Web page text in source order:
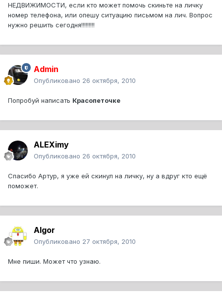
НЕДВИЖИМОСТИ, если кто может помочь скиньте на личку
номер телефона, или опешу ситуацию письмом на лич. Вопрос
нужно решить сегодня!!!!!!!!!
Admin
Опубликовано 26 октября, 2010
Попробуй написать Красопеточке
ALEXimy
Опубликовано 26 октября, 2010
Спасибо Артур, я уже ей скинул на личку, ну а вдруг кто ещё
поможет.
Algor
Опубликовано 27 октября, 2010
Мне пиши. Может что узнаю.